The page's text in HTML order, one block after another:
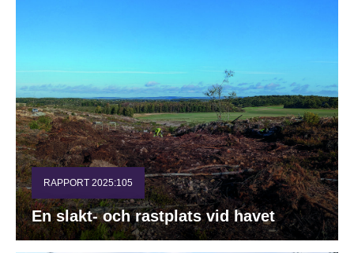
RAPPORT 2025:105
En slakt- och rastplats vid havet